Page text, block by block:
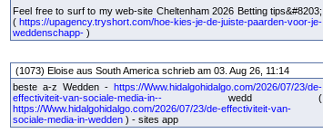
Feel free to surf to my web-site Cheltenham 2026 Betting tips&#8203;
( https://upagency.tryshort.com/hoe-kies-je-de-juiste-paarden-voor-je-
weddenschapp- )
(1073) Eloise aus South America schrieb am 03. Aug 26, 11:14
beste a-z Wedden - https://Www.hidalgohidalgo.com/2026/07/23/de-
effectiviteit-van-sociale-media-in-- wedd (
https://Www.hidalgohidalgo.com/2026/07/23/de-effectiviteit-van-
sociale-media-in-wedden ) - sites app